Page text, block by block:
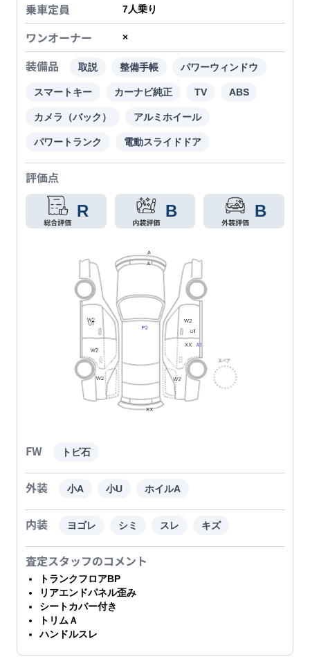
乗車定員 7人乗り
ワンオーナー ×
装備品 取説 整備手帳 パワーウィンドウ
スマートキー カーナビ純正 TV ABS
カメラ（バック） アルミホイール
パワートランク 電動スライドドア
評価点
R B B
FW トビ石
外装 小A 小U ホイルA
内装 ヨゴレ シミ スレ キズ
査定スタッフのコメント
トランクフロアBP
リアエンドパネル歪み
シートカバー付き
トリムＡ
ハンドルスレ